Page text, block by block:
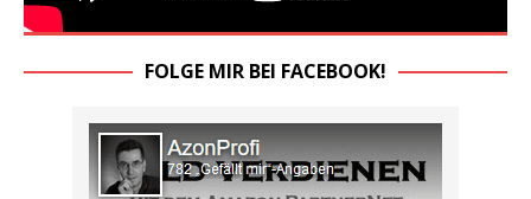
FOLGE MIR BEI FACEBOOK!